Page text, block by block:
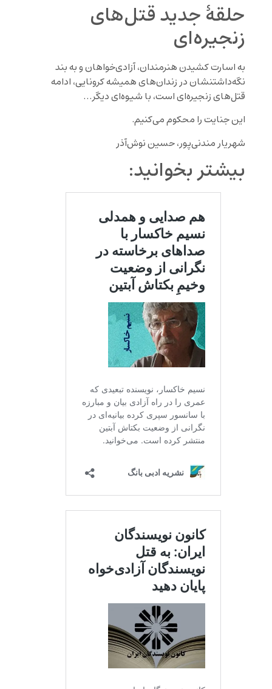
حلقۀ جدید قتل‌های
زنجیره‌ای
به اسارت کشیدن هنرمندان، آزادی‌خواهان و به بند
نگه‌داشتنشان در زندان‌های همیشه کرونایی، ادامه
قتل‌های زنجیره‌ای است، با شیوه‌ای دیگر…
این جنایت را محکوم می‌کنیم.
شهریار مندنی‌پور، حسین نوش‌آذر
بیشتر بخوانید: